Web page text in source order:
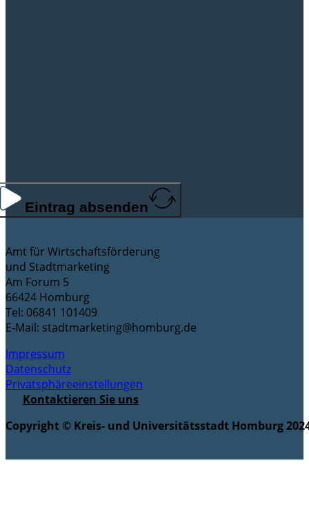
Eintrag absenden
Amt für Wirtschaftsförderung
und Stadtmarketing
Am Forum 5
66424 Homburg
Tel: 06841 101409
E-Mail: stadtmarketing@homburg.de
Impressum
Datenschutz
Privatsphäreeinstellungen
Kontaktieren Sie uns
Copyright © Kreis- und Universitätsstadt Homburg